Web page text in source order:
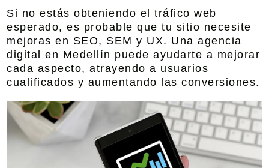
Si no estás obteniendo el tráfico web
esperado, es probable que tu sitio necesite
mejoras en SEO, SEM y UX. Unaagencia
digital en Medellín puede ayudarte a mejorar
cada aspecto, atrayendo a usuarios
cualificados y aumentando las conversiones.